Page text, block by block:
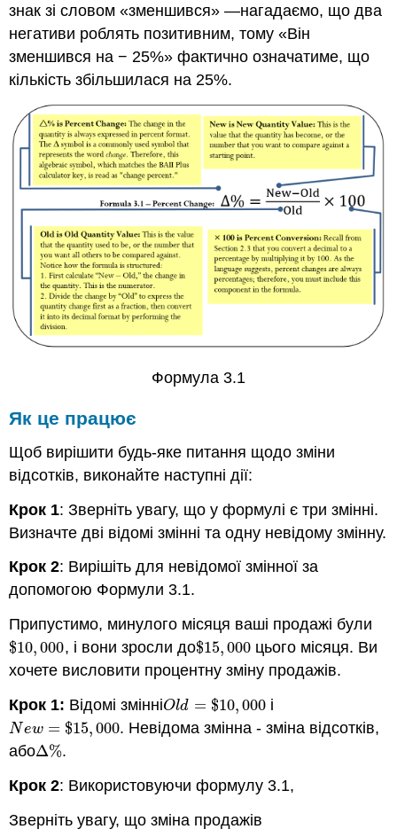
знак зі словом «зменшився» —нагадаємо, що два
негативи роблять позитивним, тому «Він
зменшився на − 25%» фактично означатиме, що
кількість збільшилася на 25%.
Формула 3.1
Як це працює
Щоб вирішити будь-яке питання щодо зміни
відсотків, виконайте наступні дії:
Крок 1: Зверніть увагу, що у формулі є три змінні.
Визначте дві відомі змінні та одну невідому змінну.
Крок 2: Вирішіть для невідомої змінної за
допомогою Формули 3.1.
Припустимо, минулого місяця ваші продажі були
$10, 000
$10,000, і вони зросли до$15,000
$15, 000 цього місяця. Ви
хочете висловити процентну зміну продажів.
Крок 1: Відомі змінніOld = $10,000
Old=$ 10,000 і
New = $15,000
New=$ 15,000
. Невідома змінна - зміна відсотків,
абоΔ%
Δ%.
Крок 2: Використовуючи формулу 3.1,
Зверніть увагу, що зміна продажів